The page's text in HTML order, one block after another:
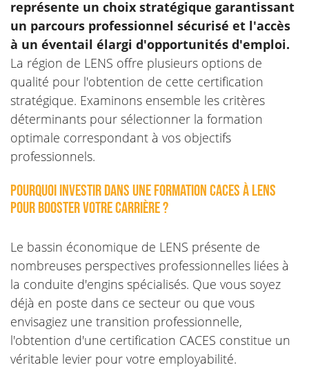
représente un choix stratégique garantissant
un parcours professionnel sécurisé et l'accès
à un éventail élargi d'opportunités d'emploi.
La région de LENS offre plusieurs options de
qualité pour l'obtention de cette certification
stratégique. Examinons ensemble les critères
déterminants pour sélectionner la formation
optimale correspondant à vos objectifs
professionnels.
Pourquoi investir dans une formation CACES à LENS
pour booster votre carrière ?
Le bassin économique de LENS présente de
nombreuses perspectives professionnelles liées à
la conduite d'engins spécialisés. Que vous soyez
déjà en poste dans ce secteur ou que vous
envisagiez une transition professionnelle,
l'obtention d'une certification CACES constitue un
véritable levier pour votre employabilité.